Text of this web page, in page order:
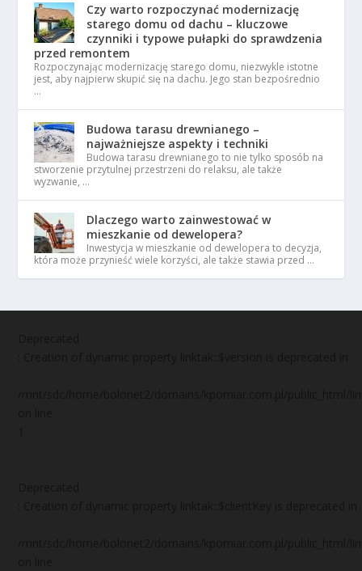
Czy warto rozpoczynać modernizację
starego domu od dachu – kluczowe
czynniki i typowe pułapki do sprawdzenia
przed remontem
Rozpoczynając modernizację starego domu, niezwykle istotne
jest, aby najpierw skupić się na dachu. Jego stan bezpośrednio
…
Budowa tarasu drewnianego –
najważniejsze aspekty i techniki
Budowa tarasu drewnianego to nie tylko sposób na
stworzenie przytulnej przestrzeni do relaksu, ale także
wyzwanie, …
Dlaczego warto zainwestować w
mieszkanie od dewelopera?
Inwestycja w mieszkanie od dewelopera to decyzja,
która może przynieść wiele korzyści, ale także stawia przed …